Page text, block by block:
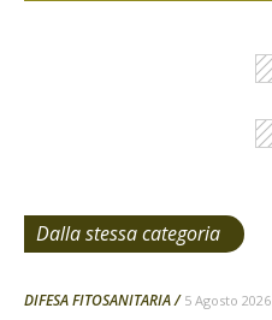
Dalla stessa categoria
DIFESA FITOSANITARIA 5 Agosto 2026